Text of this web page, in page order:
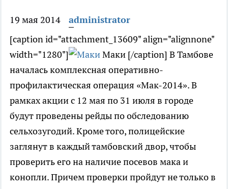
19 мая 2014
administrator
[caption id="attachment_13609" align="alignnone"
width="1280"]
Маки [/caption] В Тамбове
началась комплексная оперативно-
профилактическая операция «Мак-2014». В
рамках акции с 12 мая по 31 июля в городе
будут проведены рейды по обследованию
сельхозугодий. Кроме того, полицейские
заглянут в каждый тамбовский двор, чтобы
проверить его на наличие посевов мака и
конопли. Причем проверки пройдут не только в